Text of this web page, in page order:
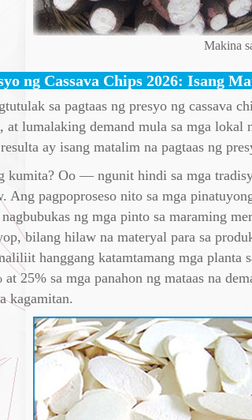
Makina
ng Cassava Chips 2026: Isang
sa pagtaas ng presyo ng cassava
at lumalaking demand mula sa mga
ay isang matalim na pagtaas ng
kumita? Oo — ngunit hindi sa mga
Ang pagpoproseso nito sa mga
ng mga pinto sa maraming
bilang hilaw na materyal para sa
hanggang katamtamang mga planta
at 25% sa mga panahon ng mataas na
kagamitan.